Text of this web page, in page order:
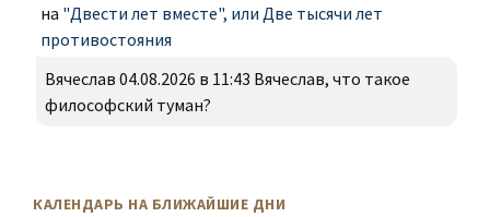
на "Двести лет вместе", или Две тысячи лет
противостояния
Вячеслав 04.08.2026 в 11:43 Вячеслав, что такое
философский туман?
КАЛЕНДАРЬ НА БЛИЖАЙШИЕ ДНИ